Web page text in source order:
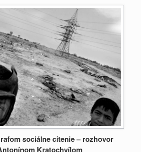
sociálne cítenie – rozhovor
Kratochvílom